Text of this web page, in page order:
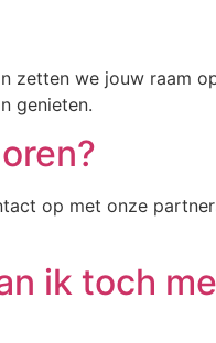
zetten we jouw raam
genieten.
op met onze
ik toch